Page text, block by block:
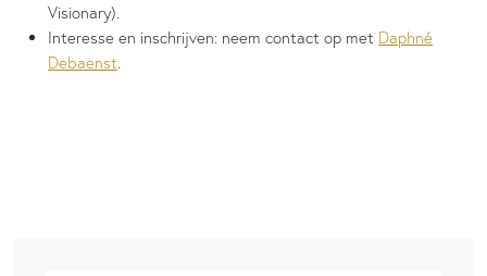
Visionary).
Interesse en inschrijven: neem contact op met Daphné
Debaenst.